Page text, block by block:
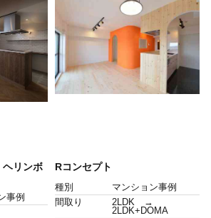
ヘリンボ
事例
Rコンセプト
種別
マンション事例
間取り
2LDK →
2LDK+DOMA